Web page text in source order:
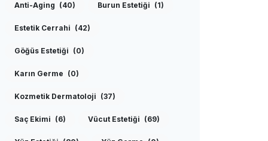
Anti-Aging (40) Burun Estetiği (1)
Estetik Cerrahi (42)
Göğüs Estetiği (0)
Karın Germe (0)
Kozmetik Dermatoloji (37)
Saç Ekimi (6) Vücut Estetiği (69)